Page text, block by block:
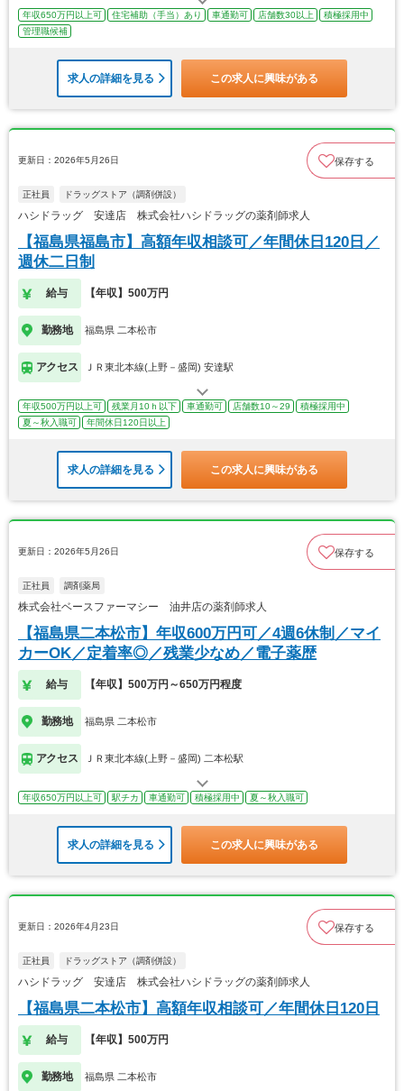
年収650万円以上可 住宅補助（手当）あり 車通勤可 店舗数30以上
積極採用中
管理職候補
求人の詳細を見る この求人に興味がある
更新日：2026年5月26日 保存する
正社員 ドラッグストア（調剤併設）
ハシドラッグ 安達店 株式会社ハシドラッグの薬剤師求人
【福島県福島市】高額年収相談可／年間休日120日／
週休二日制
給与 【年収】500万円
勤務地 福島県 二本松市
アクセス ＪＲ東北本線(上野－盛岡) 安達駅
年収500万円以上可 残業月10ｈ以下 車通勤可 店舗数10～29
積極採用中
夏～秋入職可
年間休日120日以上
求人の詳細を見る この求人に興味がある
更新日：2026年5月26日 保存する
正社員 調剤薬局
株式会社ベースファーマシー 油井店の薬剤師求人
【福島県二本松市】年収600万円可／4週6休制／マイ
カーOK／定着率◎／残業少なめ／電子薬歴
給与 【年収】500万円～650万円程度
勤務地 福島県 二本松市
アクセス ＪＲ東北本線(上野－盛岡) 二本松駅
年収650万円以上可 駅チカ 車通勤可 積極採用中 夏～秋入職可
求人の詳細を見る この求人に興味がある
更新日：2026年4月23日 保存する
正社員 ドラッグストア（調剤併設）
ハシドラッグ 安達店 株式会社ハシドラッグの薬剤師求人
【福島県二本松市】高額年収相談可／年間休日120日
給与 【年収】500万円
勤務地 福島県 二本松市